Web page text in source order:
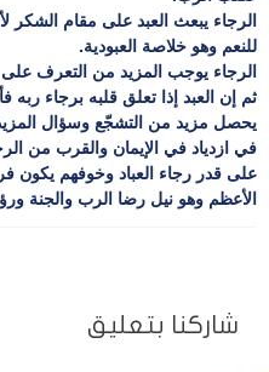
الرجاء يبعث العبد على مقام الشكر
للنعم وهو خلاصة العبودية.
الرجاء يوجب المزيد من التعرف
ثم إن العبد إذا تعلق قلبه برجاء
يحصل مزيد من التشجّع وسؤال المزيد
في ازدياد في الإيمان والقرب من
على قدر رجاء العباد وخوفهم يكون
الأعظم وهو نيل رضا الرب والجنة
شاركنا بتعليق